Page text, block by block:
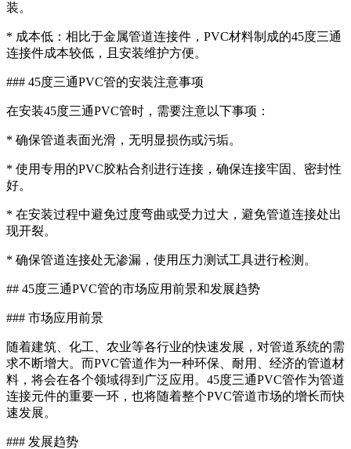
装。
* 成本低：相比于金属管道连接件，PVC材料制成的45度三通
连接件成本较低，且安装维护方便。
### 45度三通PVC管的安装注意事项
在安装45度三通PVC管时，需要注意以下事项：
* 确保管道表面光滑，无明显损伤或污垢。
* 使用专用的PVC胶粘合剂进行连接，确保连接牢固、密封性
好。
* 在安装过程中避免过度弯曲或受力过大，避免管道连接处出
现开裂。
* 确保管道连接处无渗漏，使用压力测试工具进行检测。
## 45度三通PVC管的市场应用前景和发展趋势
### 市场应用前景
随着建筑、化工、农业等各行业的快速发展，对管道系统的需
求不断增大。而PVC管道作为一种环保、耐用、经济的管道材
料，将会在各个领域得到广泛应用。45度三通PVC管作为管道
连接元件的重要一环，也将随着整个PVC管道市场的增长而快
速发展。
### 发展趋势